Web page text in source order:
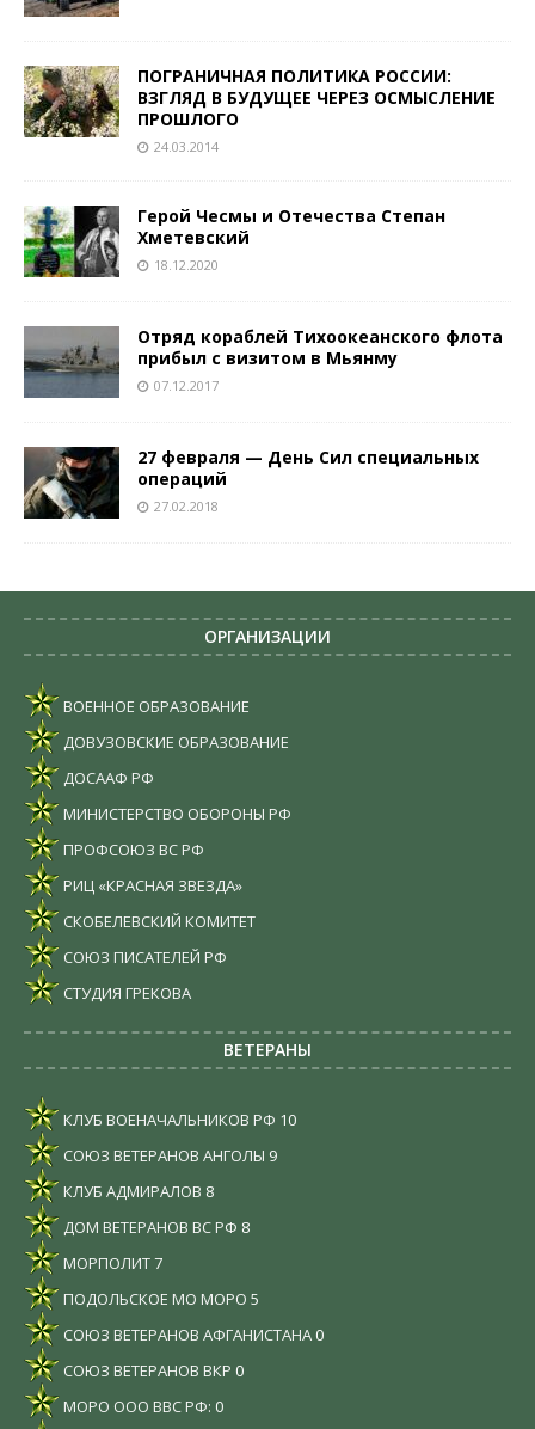
ПОГРАНИЧНАЯ ПОЛИТИКА РОССИИ:
ВЗГЛЯД В БУДУЩЕЕ ЧЕРЕЗ ОСМЫСЛЕНИЕ
ПРОШЛОГО
24.03.2014
Герой Чесмы и Отечества Степан
Хметевский
18.12.2020
Отряд кораблей Тихоокеанского флота
прибыл с визитом в Мьянму
07.12.2017
27 февраля — День Сил специальных
операций
27.02.2018
ОРГАНИЗАЦИИ
ВОЕННОЕ ОБРАЗОВАНИЕ
ДОВУЗОВСКИЕ ОБРАЗОВАНИЕ
ДОСААФ РФ
МИНИСТЕРСТВО ОБОРОНЫ РФ
ПРОФСОЮЗ ВС РФ
РИЦ «КРАСНАЯ ЗВЕЗДА»
СКОБЕЛЕВСКИЙ КОМИТЕТ
СОЮЗ ПИСАТЕЛЕЙ РФ
СТУДИЯ ГРЕКОВА
ВЕТЕРАНЫ
КЛУБ ВОЕНАЧАЛЬНИКОВ РФ 10
СОЮЗ ВЕТЕРАНОВ АНГОЛЫ 9
КЛУБ АДМИРАЛОВ 8
ДОМ ВЕТЕРАНОВ ВС РФ 8
МОРПОЛИТ7
ПОДОЛЬСКОЕ МО МОРО 5
СОЮЗ ВЕТЕРАНОВ АФГАНИСТАНА 0
СОЮЗ ВЕТЕРАНОВ ВКР 0
МОРО ООО ВВС РФ: 0